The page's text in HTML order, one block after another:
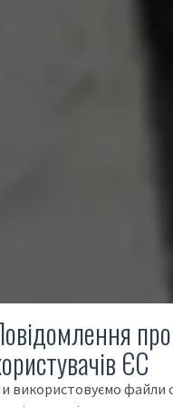
ЄС
використовуємо файли